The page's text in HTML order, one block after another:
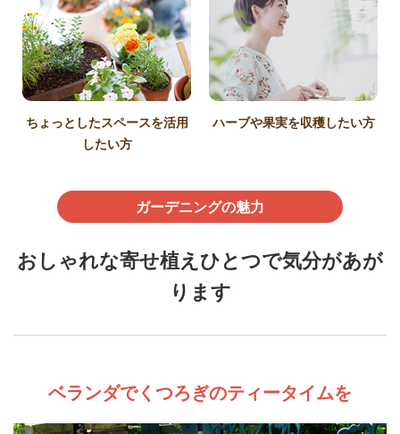
ちょっとしたスペースを活用
したい方
ハーブや果実を収穫したい方
ガーデニングの魅力
おしゃれな寄せ植えひとつで気分があが
ります
ベランダでくつろぎのティータイムを